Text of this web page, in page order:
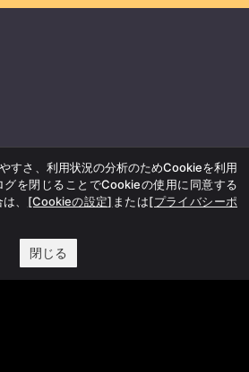
すさ、利用状況の分析のためCookieを利用
を閉じることでCookieの使用に同意する
、 [Cookieの設定] または[プライバシーポ
閉じる